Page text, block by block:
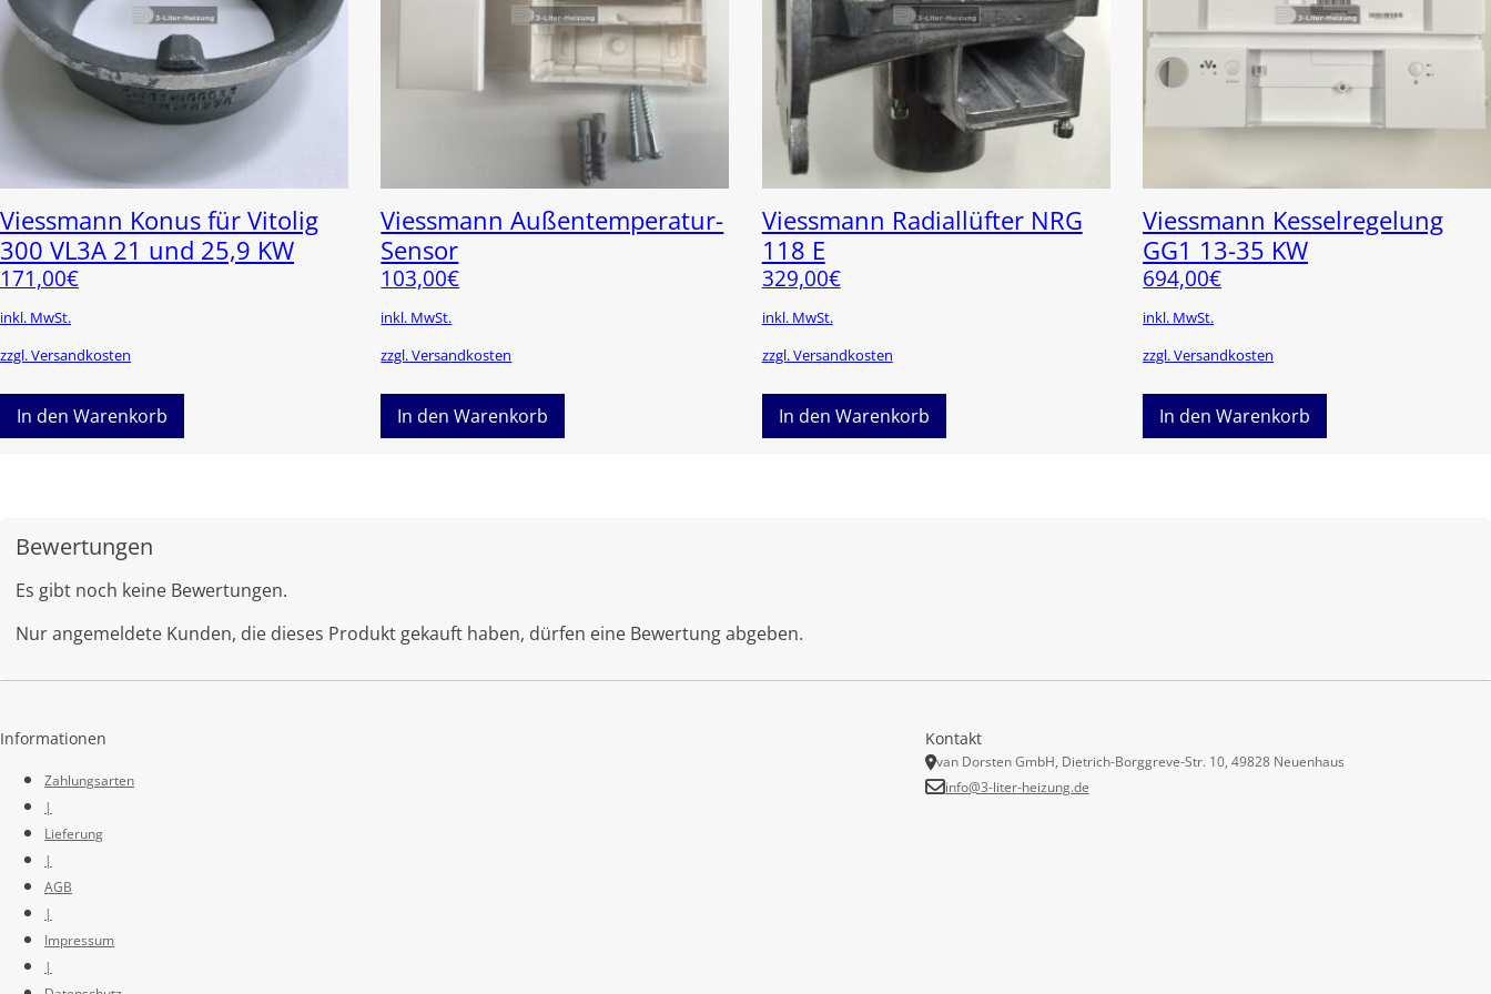
Viessmann Konus für Vitolig
300 VL3A 21 und 25,9 KW
171,00€
inkl. MwSt.
zzgl. Versandkosten
In den Warenkorb
Viessmann Außentemperatur-
Sensor
103,00€
inkl. MwSt.
zzgl. Versandkosten
In den Warenkorb
Viessmann Radiallüfter NRG
118 E
329,00€
inkl. MwSt.
zzgl. Versandkosten
In den Warenkorb
Viessmann Kesselregelung
GG1 13-35 KW
694,00€
inkl. MwSt.
zzgl. Versandkosten
In den Warenkorb
Bewertungen
Es gibt noch keine Bewertungen.
Nur angemeldete Kunden, die dieses Produkt gekauft haben, dürfen eine Bewertung abgeben.
Informationen
Zahlungsarten
|
Lieferung
|
AGB
|
Impressum
|
Kontakt
van Dorsten GmbH, Dietrich-Borggreve-Str. 10, 49828 Neuenhaus
info@3-liter-heizung.de